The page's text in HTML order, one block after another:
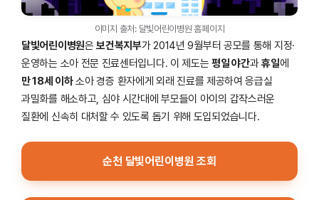
이미지 출처: 달빛어린이병원 홈페이지
달빛어린이병원은보건복지부가 2014년 9월부터 공모를 통해 지정·
운영하는 소아 전문 진료센터입니다. 이 제도는평일 야간과휴일에
만 18세 이하소아 경증 환자에게 외래 진료를 제공하여 응급실
과밀화를 해소하고, 심야 시간대에 부모들이 아이의 갑작스러운
질환에 신속히 대처할 수 있도록 돕기 위해 도입되었습니다.
순천 달빛어린이병원 조회